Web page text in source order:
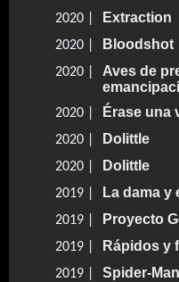
2020 | Extraction
2020 | Bloodshot
2020 |
Aves de
2020 | Érase una
2020 | Dolittle
2020 | Dolittle
2019 | La dama y
2019 | Proyecto
2019 | Rápidos y
2019 | Spider-